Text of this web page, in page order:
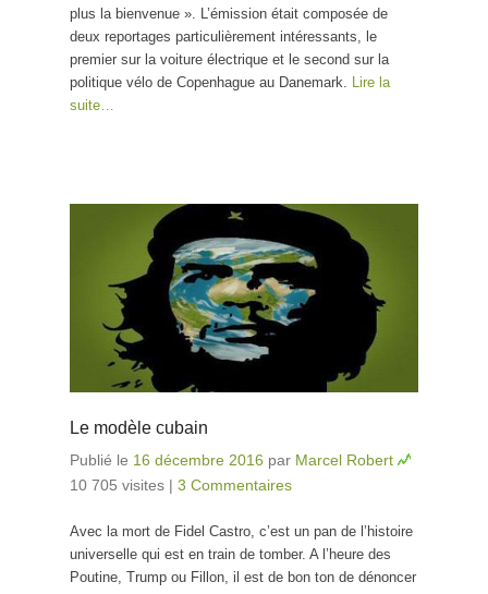
plus la bienvenue ». L’émission était composée de
deux reportages particulièrement intéressants, le
premier sur la voiture électrique et le second sur la
politique vélo de Copenhague au Danemark.
Lire la
suite…
Le modèle cubain
Publié le 16 décembre 2016 par Marcel Robert
10 705 visites | 3 Commentaires
Avec la mort de Fidel Castro, c’est un pan de l’histoire
universelle qui est en train de tomber. A l’heure des
Poutine, Trump ou Fillon, il est de bon ton de dénoncer